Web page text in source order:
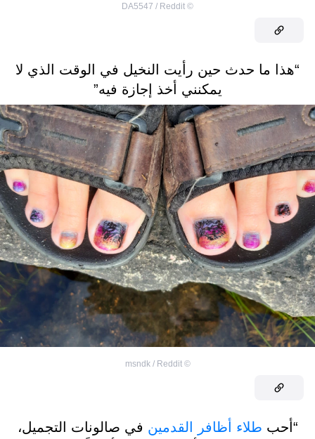
©
DA5547 / Reddit
“هذا ما حدث حين رأيت النخيل في الوقت الذي لا
يمكنني أخذ إجازة فيه”
©
msndk / Reddit
“أحب طلاء أظافر القدمين في صالونات التجميل،